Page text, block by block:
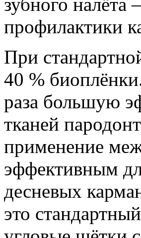
зубного налёта
профилактики
При
40 %
раза большую
тканей
применение
эффективным
десневых
это